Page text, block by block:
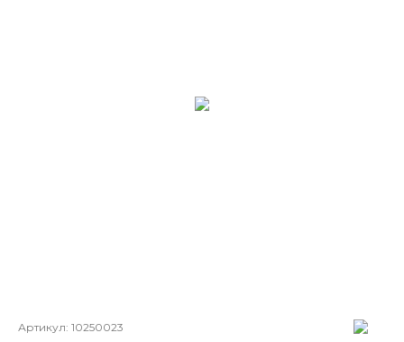
Артикул: 10250023